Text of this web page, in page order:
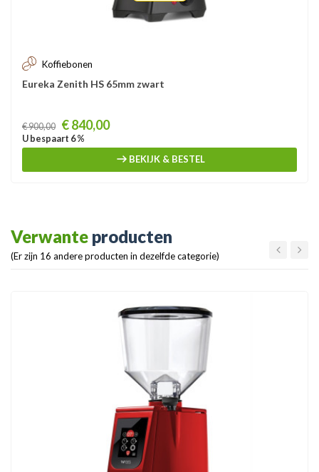
Koffiebonen
Eureka Zenith HS 65mm zwart
Prijs
€ 900,00 € 840,00
U bespaart 6 %
BEKIJK & BESTEL
Verwante producten
(Er zijn 16 andere producten in dezelfde categorie)